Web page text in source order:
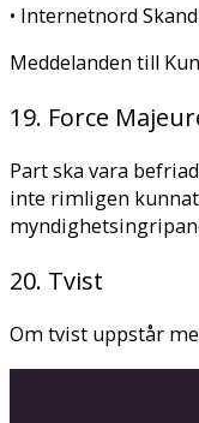
• Internetnord
Meddelanden till
19. Force
Part ska vara
inte rimligen
20. Tvist
Om tvist uppstår